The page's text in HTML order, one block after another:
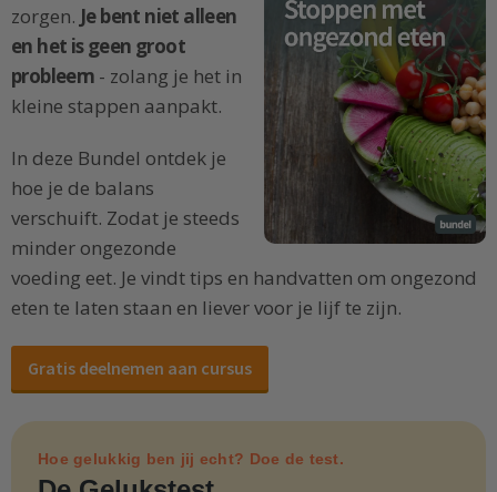
zorgen. Je bent niet alleen
en het is geen groot
probleem - zolang je het in
kleine stappen aanpakt.
In deze Bundel ontdek je
hoe je de balans
verschuift. Zodat je steeds
minder ongezonde
voeding eet. Je vindt tips en handvatten om ongezond
eten te laten staan en liever voor je lijf te zijn.
Gratis deelnemen aan cursus
Hoe gelukkig ben jij echt? Doe de test.